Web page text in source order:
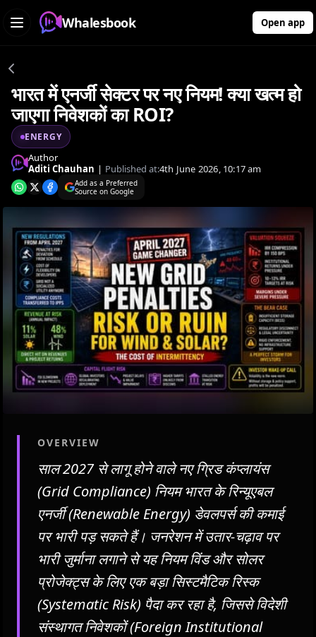
Whalesbook Open app
भारत में एनर्जी सेक्टर पर नए नियम! क्या खत्म हो
जाएगा निवेशकों का ROI?
ENERGY
Author
Aditi Chauhan | Published at:4th June 2026, 10:17 am
Add as a Preferred
Source on Google
OVERVIEW
साल 2027 से लागू होने वाले नए ग्रिड कंप्लायंस
(Grid Compliance) नियम भारत के रिन्यूएबल
एनर्जी (Renewable Energy) डेवलपर्स की कमाई
पर भारी पड़ सकते हैं। जनरेशन में उतार-चढ़ाव पर
भारी जुर्माना लगाने से यह नियम विंड और सोलर
प्रोजेक्ट्स के लिए एक बड़ा सिस्टमैटिक रिस्क
(Systematic Risk) पैदा कर रहा है, जिससे विदेशी
संस्थागत निवेशकों (Foreign Institutional